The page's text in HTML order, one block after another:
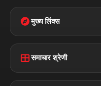
मुख्य लिंक्स
Disclaimer
समाचार श्रेणी